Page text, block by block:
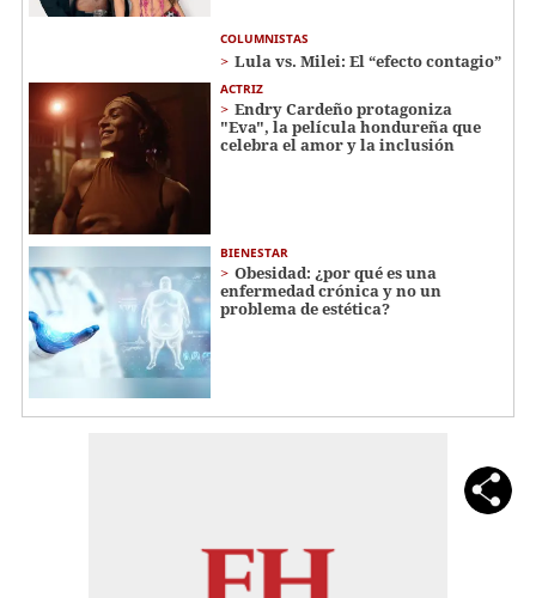
COLUMNISTAS
Lula vs. Milei: El “efecto contagio”
ACTRIZ
Endry Cardeño protagoniza
"Eva", la película hondureña que
celebra el amor y la inclusión
BIENESTAR
Obesidad: ¿por qué es una
enfermedad crónica y no un
problema de estética?